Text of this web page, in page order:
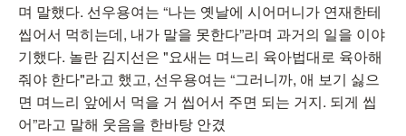
며 말했다. 선우용여는 “나는 옛날에 시어머니가 연재한테
씹어서 먹히는데, 내가 말을 못한다”라며 과거의 일을 이야
기했다. 놀란 김지선은 "요새는 며느리 육아법대로 육아해
줘야 한다"라고 했고, 선우용여는 “그러니까, 애 보기 싫으
면 며느리 앞에서 먹을 거 씹어서 주면 되는 거지. 되게 씹
어”라고 말해 웃음을 한바탕 안겼